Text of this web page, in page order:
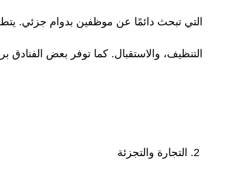
التي تبحث دائمًا عن موظفين بدوام جزئي.
التنظيف، والاستقبال. كما توفر بعض الفنادق